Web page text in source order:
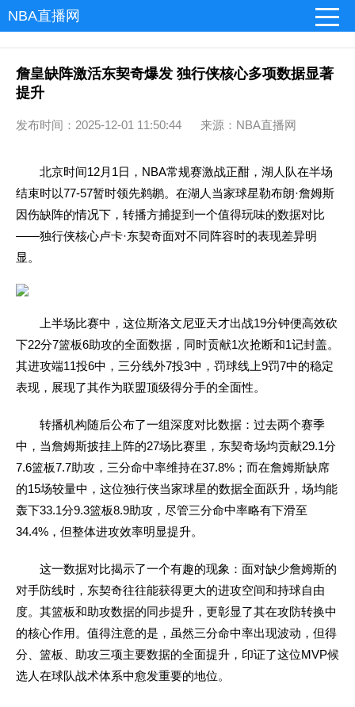
NBA直播网
詹皇缺阵激活东契奇爆发 独行侠核心多项数据显著
提升
发布时间：2025-12-01 11:50:44 来源：NBA直播网
北京时间12月1日，NBA常规赛激战正酣，湖人队在半场
结束时以77-57暂时领先鹈鹕。在湖人当家球星勒布朗·詹姆斯
因伤缺阵的情况下，转播方捕捉到一个值得玩味的数据对比
——独行侠核心卢卡·东契奇面对不同阵容时的表现差异明
显。
上半场比赛中，这位斯洛文尼亚天才出战19分钟便高效砍
下22分7篮板6助攻的全面数据，同时贡献1次抢断和1记封盖。
其进攻端11投6中，三分线外7投3中，罚球线上9罚7中的稳定
表现，展现了其作为联盟顶级得分手的全面性。
转播机构随后公布了一组深度对比数据：过去两个赛季
中，当詹姆斯披挂上阵的27场比赛里，东契奇场均贡献29.1分
7.6篮板7.7助攻，三分命中率维持在37.8%；而在詹姆斯缺席
的15场较量中，这位独行侠当家球星的数据全面跃升，场均能
轰下33.1分9.3篮板8.9助攻，尽管三分命中率略有下滑至
34.4%，但整体进攻效率明显提升。
这一数据对比揭示了一个有趣的现象：面对缺少詹姆斯的
对手防线时，东契奇往往能获得更大的进攻空间和持球自由
度。其篮板和助攻数据的同步提升，更彰显了其在攻防转换中
的核心作用。值得注意的是，虽然三分命中率出现波动，但得
分、篮板、助攻三项主要数据的全面提升，印证了这位MVP候
选人在球队战术体系中愈发重要的地位。